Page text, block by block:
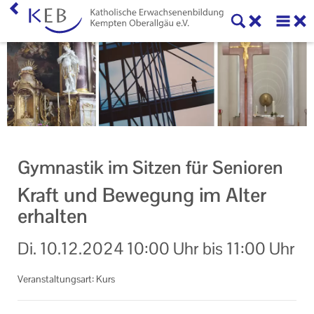
Gymnastik im Sitzen für Senioren
Kraft und Bewegung im Alter
erhalten
Di. 10.12.202410:00 Uhr bis 11:00 Uhr
Veranstaltungsart: Kurs
Home
KEB Kempten Oberallgäu
Willkommen
Die KEB als e.V.
Veranstaltungen
Eltern-Kind-Gruppen